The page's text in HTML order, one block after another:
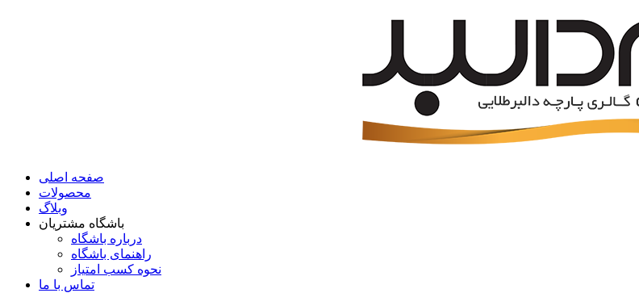
صفحه اصلی
محصولات
وبلاگ
باشگاه مشتریان
درباره باشگاه
راهنمای باشگاه
نحوه کسب امتیاز
تماس با ما